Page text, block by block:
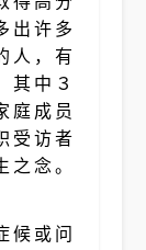
出许多
人，有
其中３
庭成员
受访者
之念。
候或问